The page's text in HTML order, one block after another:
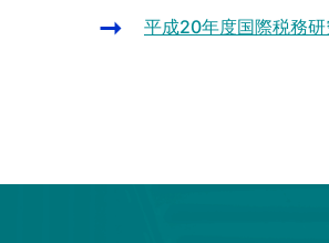
平成20年度国際税務